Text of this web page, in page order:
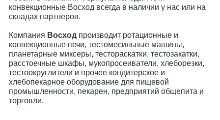
конвекционные Восход всегда в наличии у нас или на
складах партнеров.
Компания Восход производит ротационные и
конвекционные печи, тестомесильные машины,
планетарные миксеры, тестораскатки, тестозакатки,
расстоечные шкафы, мукопросеиватели, хлеборезки,
тестоокруглители и прочее кондитерское и
хлебопекарное оборудование для пищевой
промышленности, пекарен, предприятий общепита и
торговли.